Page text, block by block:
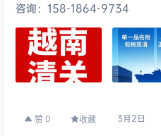
咨询：158-1864-9734
赞 0 收藏 3月2日